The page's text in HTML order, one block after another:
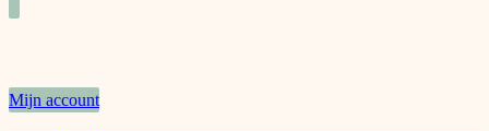
Mijn account